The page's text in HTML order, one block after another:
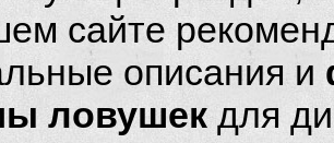
сайте
описания и
ловушек для